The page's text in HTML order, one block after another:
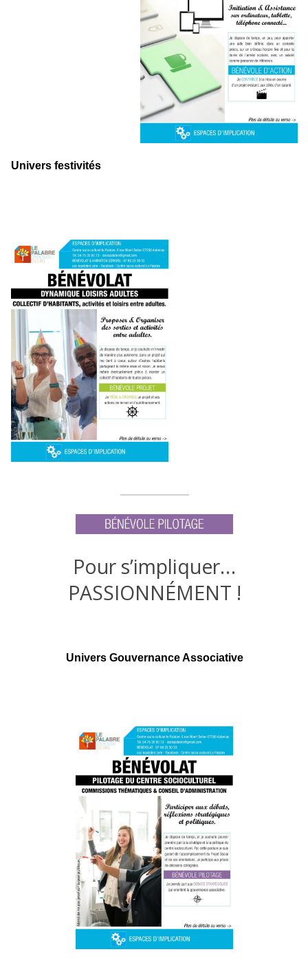
Univers festivités
Pour s’impliquer…
PASSIONNÉMENT !
Univers Gouvernance Associative